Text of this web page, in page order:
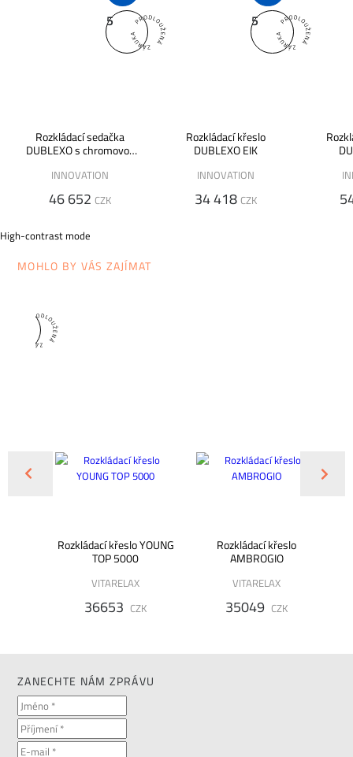
5
Rozkládací sedačka
DUBLEXO s chromovou
INNOVATION
46 652 CZK
5
Rozkládací křeslo
DUBLEXO EIK
INNOVATION
34 418 CZK
High-contrast mode
MOHLO BY VÁS ZAJÍMAT
Rozkládací křeslo YOUNG
TOP 5000
VITARELAX
36653 CZK
Rozkládací křeslo
AMBROGIO
VITARELAX
35049 CZK
ZANECHTE NÁM ZPRÁVU